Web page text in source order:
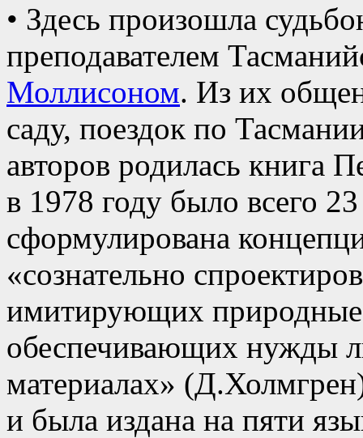
• Здесь произошла
преподавателем
Моллисоном. Из их
саду, поездок по
авторов родилась книга
в 1978 году было всего
сформулирована
«сознательно
имитирующих природные
обеспечивающих нужды
материалах»
и была издана на пяти